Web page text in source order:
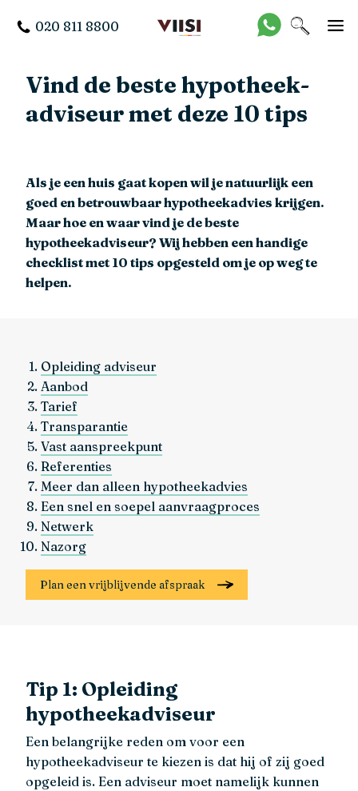
020 811 8800
Vind de beste hypotheek­
adviseur met deze 10 tips
Als je een huis gaat kopen wil je natuurlijk een
goed en betrouwbaar hypotheekadvies krijgen.
Maar hoe en waar vind je de beste
hypotheekadviseur? Wij hebben een handige
checklist met 10 tips opgesteld om je op weg te
helpen.
Opleiding adviseur
Aanbod
Tarief
Transparantie
Vast aanspreekpunt
Referenties
Meer dan alleen hypotheekadvies
Een snel en soepel aanvraagproces
Netwerk
Nazorg
Plan een vrijblijvende afspraak
Tip 1: Opleiding
hypotheekadviseur
Een belangrijke reden om voor een
hypotheekadviseur te kiezen is dat hij of zij goed
opgeleid is. Een adviseur moet namelijk kunnen